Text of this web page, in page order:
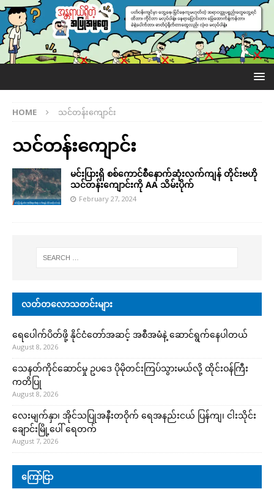
HOME သင်တန်းကျောင်း
သင်တန်းကျောင်း
မင်းပြားရှိ စစ်ကောင်စီနောက်ဆုံးလက်ကျန် တိုင်းဗဟို
သင်တန်းကျောင်းကို AA သိမ်းပိုက်
February 27, 2024
လတ်တလောသတင်းများ
ရေပေါက်ပိတ်ဖို့ နိုင်ငံတော်အဆင့် အစီအမံနဲ့ ဆောင်ရွက်နေပါတယ်
August 8, 2026
သေနတ်ကိုင်ဆောင်မှု ဥပဒေ ပိုမိုတင်းကြပ်သွားမယ်လို့ ထိုင်းဝန်ကြီး
ကတိပြု
August 8, 2026
လေးမျက်နှာ၊ အိုင်သပြုအနီးတဝိုက် ရေအနည်းငယ် ပြန်ကျ၊ ငါးသိုင်း
ချောင်းမြို့ပေါ် ရေတက်
August 7, 2026
ကြော်ငြာ